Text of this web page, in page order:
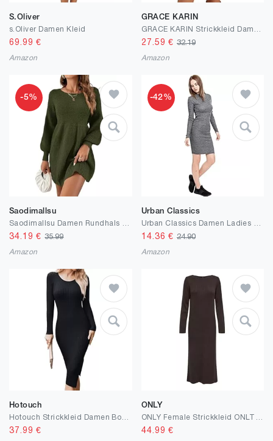
S.Oliver
s.Oliver Damen Kleid
69.99 €
Amazon
GRACE KARIN
27.59 € 32.19
Amazon
-5%
Saodimallsu
34.19 €35.99
Amazon
-42%
Urban Classics
14.36 € 24.90
Amazon
Hotouch
37.99 €
ONLY
44.99 €